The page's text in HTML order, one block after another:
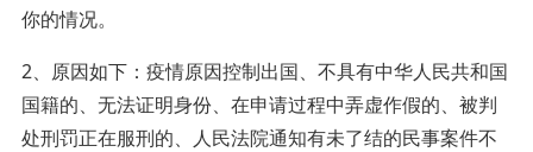
你的情况。
2、原因如下：疫情原因控制出国、不具有中华人民共和国
国籍的、无法证明身份、在申请过程中弄虚作假的、被判
处刑罚正在服刑的、人民法院通知有未了结的民事案件不